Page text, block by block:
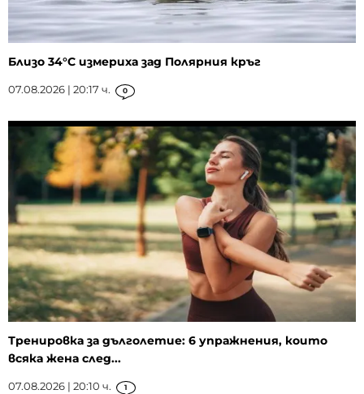
Близо 34°C измериха зад Полярния кръг
07.08.2026 | 20:17 ч. 0
Тренировка за дълголетие: 6 упражнения, които
всяка жена след...
07.08.2026 | 20:10 ч. 1